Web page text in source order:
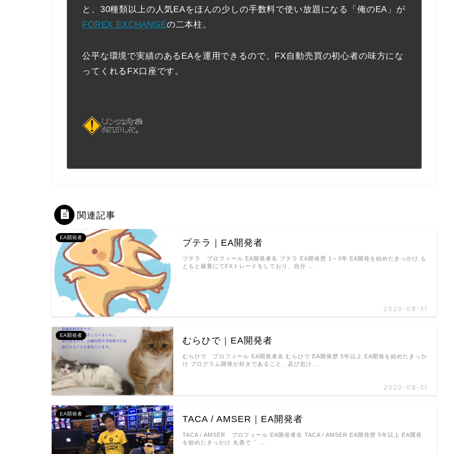
と、30種類以上の人気EAをほんの少しの手数料で使い放題になる「俺のEA」が
FOREX EXCHANGEの二本柱。
公平な環境で実績のあるEAを運用できるので、FX自動売買の初心者の味方にな
ってくれるFX口座です。
関連記事
EA開発者
プテラ｜EA開発者
2020-08-31
プテラ プロフィール EA開発者名 プテラ EA開発歴 1～3年 EA開発を始めたきっかけ も
ともと裁量にてFXトレードをしており、自分 …
EA開発者
むらひで｜EA開発者
2020-08-31
むらひで プロフィール EA開発者名 むらひで EA開発歴 5年以上 EA開発を始めたきっか
け プログラム開発が好きであること、及び怠け …
EA開発者
TACA / AMSER｜EA開発者
TACA / AMSER プロフィール EA開発者名 TACA / AMSER EA開発歴 5年以上 EA開発
を始めたきっかけ 丸善で「 …